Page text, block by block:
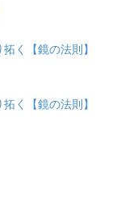
く【鏡の法則】
く【鏡の法則】